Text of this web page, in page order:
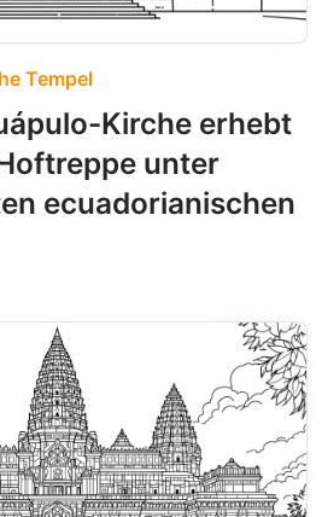
Tempel
Kirche erhebt
unter
ecuadorianischen